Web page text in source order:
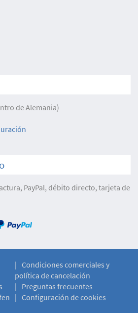
de Alemania)
PayPal, débito directo, tarjeta de
Condiciones comerciales y
política de cancelación
Preguntas frecuentes
Configuración de cookies